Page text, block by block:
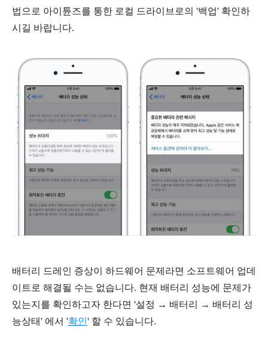
법으로 아이튠즈를 통한 로컬 드라이브로의 '백업' 확인하
시길 바랍니다.
배터리 드레인 증상이 하드웨어 문제라면 소프트웨어 업데
이트로 해결될 수는 없습니다. 현재 배터리 성능에 문제가
있는지를 확인하고자 한다면 '설정 → 배터리
→ 배터리 성
능상태' 에서 '확인' 할 수 있습니다.